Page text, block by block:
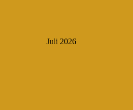
Juli 2026